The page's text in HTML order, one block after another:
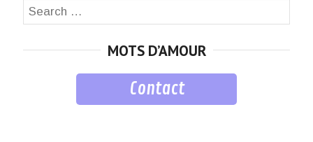
Search
MOTS D’AMOUR
Contact